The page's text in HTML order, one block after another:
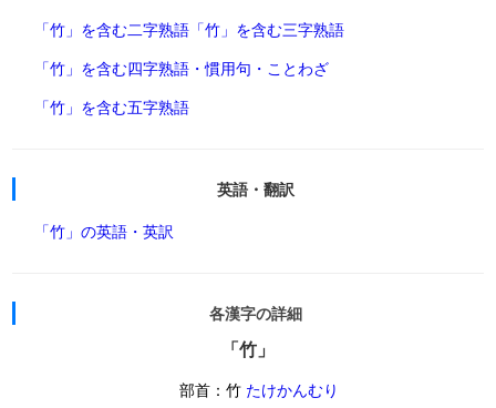
「竹」を含む二字熟語 「竹」を含む三字熟語
「竹」を含む四字熟語・慣用句・ことわざ
「竹」を含む五字熟語
英語・翻訳
「竹」の英語・英訳
各漢字の詳細
「竹」
部首：竹 たけかんむり